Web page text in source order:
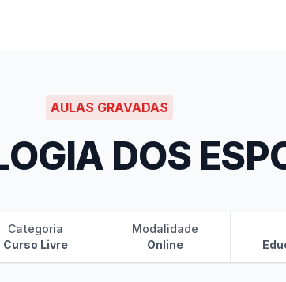
AULAS GRAVADAS
DOS
Categoria
Curso Livre
Modalidade
Online